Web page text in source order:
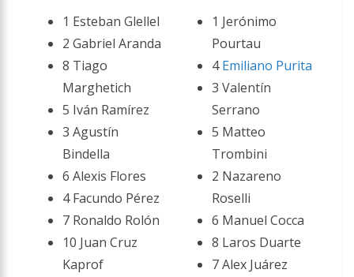
1 Esteban Glellel
2 Gabriel Aranda
8 Tiago
Marghetich
5 Iván Ramírez
3 Agustín
Bindella
6 Alexis Flores
4 Facundo Pérez
7 Ronaldo Rolón
10 Juan Cruz
Kaprof
1 Jerónimo
Pourtau
4Emiliano Purita
3 Valentín
Serrano
5 Matteo
Trombini
2 Nazareno
Roselli
6 Manuel Cocca
8 Laros Duarte
7 Alex Juárez